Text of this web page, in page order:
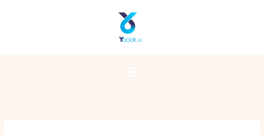
Main
Menu